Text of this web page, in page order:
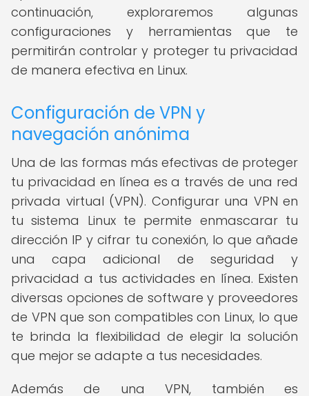
continuación, exploraremos algunas
configuraciones y herramientas que te
permitirán controlar y proteger tu privacidad
de manera efectiva en Linux.
Configuración de VPN y
navegación anónima
Una de las formas más efectivas de proteger
tu privacidad en línea es a través de una red
privada virtual (VPN). Configurar una VPN en
tu sistema Linux te permite enmascarar tu
dirección IP y cifrar tu conexión, lo que añade
una capa adicional de seguridad y
privacidad a tus actividades en línea. Existen
diversas opciones de software y proveedores
de VPN que son compatibles con Linux, lo que
te brinda la flexibilidad de elegir la solución
que mejor se adapte a tus necesidades.
Además de una VPN, también es